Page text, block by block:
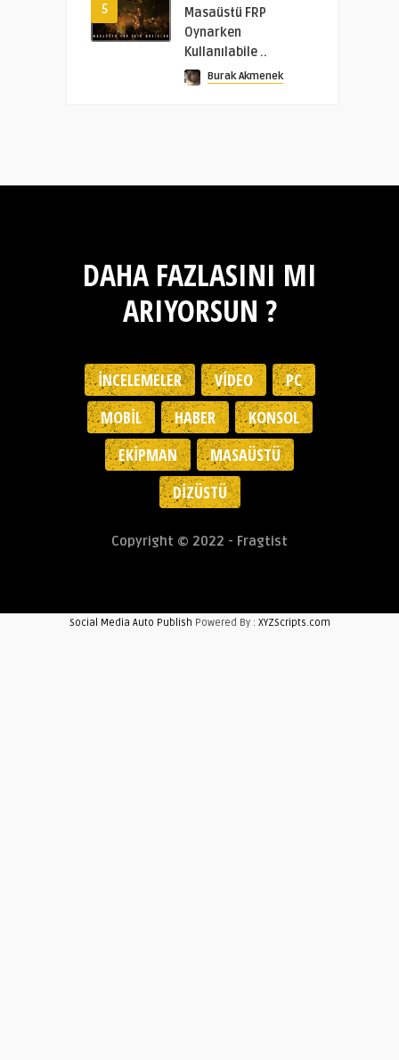
5
Masaüstü FRP
Oynarken
Kullanılabile ..
Burak Akmenek
DAHA FAZLASINI MI
ARIYORSUN ?
İNCELEMELER VIDEO
PC
MOBIL
HABER
KONSOL
EKIPMAN
MASAÜSTÜ
DIZÜSTÜ
Copyright © 2022 - Fragtist
Social Media Auto Publish Powered By : XYZScripts.com